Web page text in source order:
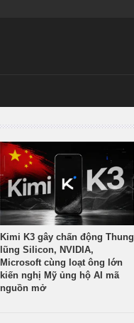
Kimi K3 gây chấn động Thung
lũng Silicon, NVIDIA,
Microsoft cùng loạt ông lớn
kiến nghị Mỹ ủng hộ AI mã
nguồn mở